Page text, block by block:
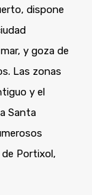
dispone
y goza de
Las zonas
y el
Santa
Portixol,